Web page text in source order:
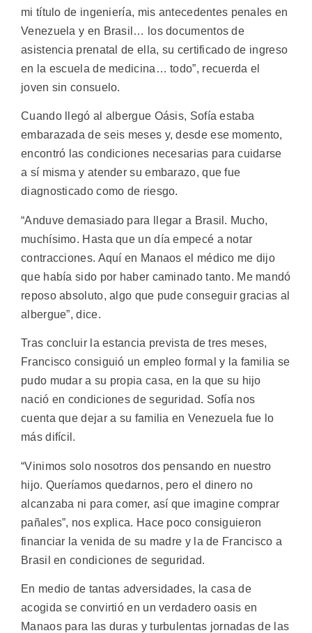
mi título de ingeniería, mis antecedentes penales en
Venezuela y en Brasil… los documentos de
asistencia prenatal de ella, su certificado de ingreso
en la escuela de medicina… todo”, recuerda el
joven sin consuelo.
Cuando llegó al albergue Oásis, Sofía estaba
embarazada de seis meses y, desde ese momento,
encontró las condiciones necesarias para cuidarse
a sí misma y atender su embarazo, que fue
diagnosticado como de riesgo.
“Anduve demasiado para llegar a Brasil. Mucho,
muchísimo. Hasta que un día empecé a notar
contracciones. Aquí en Manaos el médico me dijo
que había sido por haber caminado tanto. Me mandó
reposo absoluto, algo que pude conseguir gracias al
albergue”, dice.
Tras concluir la estancia prevista de tres meses,
Francisco consiguió un empleo formal y la familia se
pudo mudar a su propia casa, en la que su hijo
nació en condiciones de seguridad. Sofía nos
cuenta que dejar a su familia en Venezuela fue lo
más difícil.
“Vinimos solo nosotros dos pensando en nuestro
hijo. Queríamos quedarnos, pero el dinero no
alcanzaba ni para comer, así que imagine comprar
pañales”, nos explica. Hace poco consiguieron
financiar la venida de su madre y la de Francisco a
Brasil en condiciones de seguridad.
En medio de tantas adversidades, la casa de
acogida se convirtió en un verdadero oasis en
Manaos para las duras y turbulentas jornadas de las